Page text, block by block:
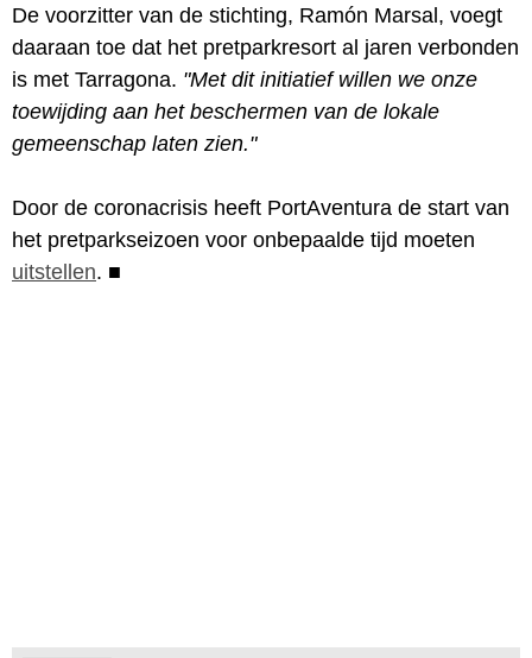
De voorzitter van de stichting, Ramón Marsal, voegt
daaraan toe dat het pretparkresort al jaren verbonden
is met Tarragona. "Met dit initiatief willen we onze
toewijding aan het beschermen van de lokale
gemeenschap laten zien."
Door de coronacrisis heeft PortAventura de start van
het pretparkseizoen voor onbepaalde tijd moeten
uitstellen. ■